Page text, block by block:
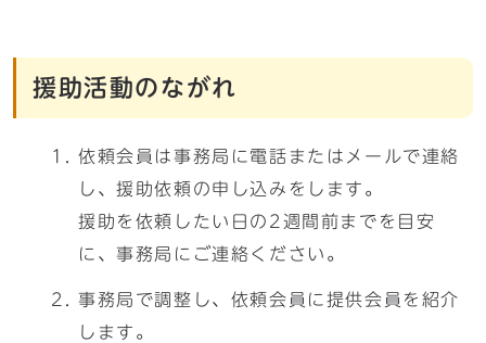
援助活動のながれ
依頼会員は事務局に電話またはメールで連絡
し、援助依頼の申し込みをします。
援助を依頼したい日の2週間前までを目安
に、事務局にご連絡ください。
事務局で調整し、依頼会員に提供会員を紹介
します。